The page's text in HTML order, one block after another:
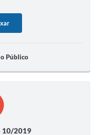
Público
10/2019